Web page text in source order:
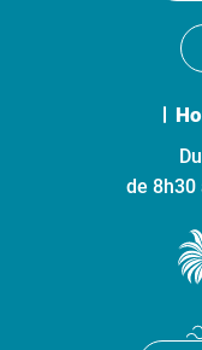
de 8h30